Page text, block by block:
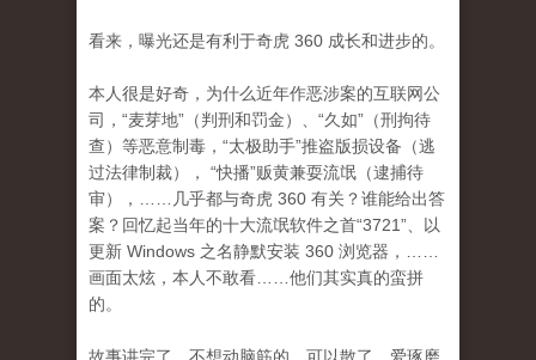
看来，曝光还是有利于奇虎 360 成长和进步的。
本人很是好奇，为什么近年作恶涉案的互联网公
司，“麦芽地”（判刑和罚金）、“久如”（刑拘待
查）等恶意制毒，“太极助手”推盗版损设备（逃
过法律制裁）， “快播”贩黄兼耍流氓（逮捕待
审），……几乎都与奇虎 360 有关？谁能给出答
案？回忆起当年的十大流氓软件之首“3721”、以
更新 Windows 之名静默安装 360 浏览器，……
画面太炫，本人不敢看……他们其实真的蛮拼
的。